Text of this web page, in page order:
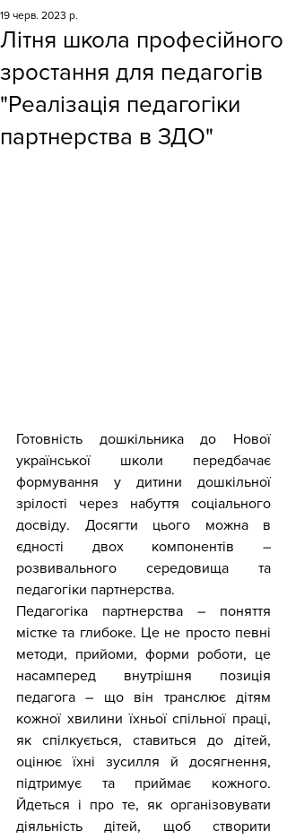
Літня школа професійного
зростання для педагогів
"Реалізація педагогіки
партнерства в ЗДО"
19 черв. 2023 р.
Готовність дошкільника до Нової
української школи передбачає
формування у дитини дошкільної
зрілості через набуття соціального
досвіду. Досягти цього можна в
єдності двох компонентів –
розвивального середовища та
педагогіки партнерства.
Педагогіка партнерства – поняття
містке та глибоке. Це не просто певні
методи, прийоми, форми роботи, це
насамперед внутрішня позиція
педагога – що він транслює дітям
кожної хвилини їхньої спільної праці,
як спілкується, ставиться до дітей,
оцінює їхні зусилля й досягнення,
підтримує та приймає кожного.
Йдеться і про те, як організовувати
діяльність дітей, щоб створити